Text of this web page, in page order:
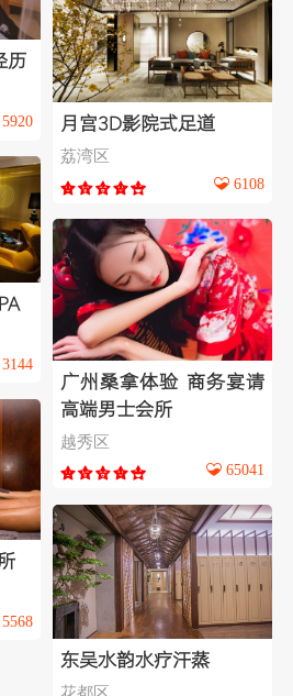
历
5920
月宫3D影院式足道
荔湾区
6108
3144
广州桑拿体验 商务宴请
高端男士会所
越秀区
65041
5568
东吴水韵水疗汗蒸